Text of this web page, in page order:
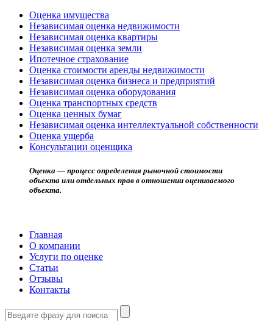
Оценка имущества
Независимая оценка недвижимости
Независимая оценка квартиры
Независимая оценка земли
Ипотечное страхование
Оценка стоимости аренды недвижимости
Независимая оценка бизнеса и предприятий
Независимая оценка оборудования
Оценка транспортных средств
Оценка ценных бумаг
Независимая оценка интеллектуальной собственности
Оценка ущерба
Консультации оценщика
Оценка — процесс определения рыночной стоимости
объекта или отдельных прав в отношении оцениваемого
объекта.
Главная
О компании
Услуги по оценке
Статьи
Отзывы
Контакты